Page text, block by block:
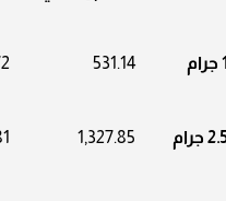
531.14
1,327.85